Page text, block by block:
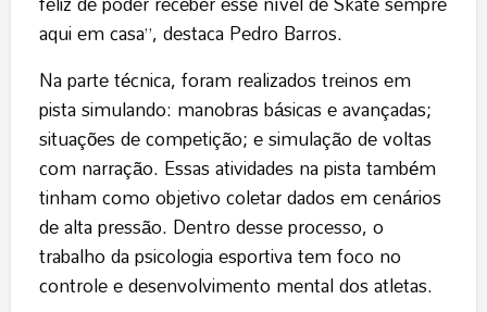
aqui em casa”, destaca Pedro Barros.
Na parte técnica, foram realizados treinos em
pista simulando: manobras básicas e avançadas;
situações de competição; e simulação de voltas
com narração. Essas atividades na pista também
tinham como objetivo coletar dados em cenários
de alta pressão. Dentro desse processo, o
trabalho da psicologia esportiva tem foco no
controle e desenvolvimento mental dos atletas.